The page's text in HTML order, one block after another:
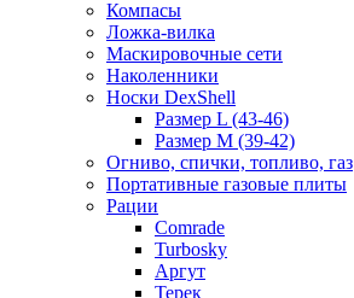
Компасы
Ложка-вилка
Маскировочные сети
Наколенники
Носки DexShell
Размер L (43-46)
Размер M (39-42)
Огниво, спички, топливо, газ
Портативные газовые плиты
Рации
Comrade
Turbosky
Аргут
Терек